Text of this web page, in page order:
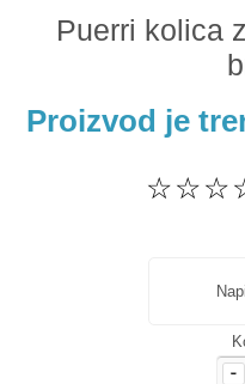
Puerri kolica
Proizvod je
☆
☆
☆